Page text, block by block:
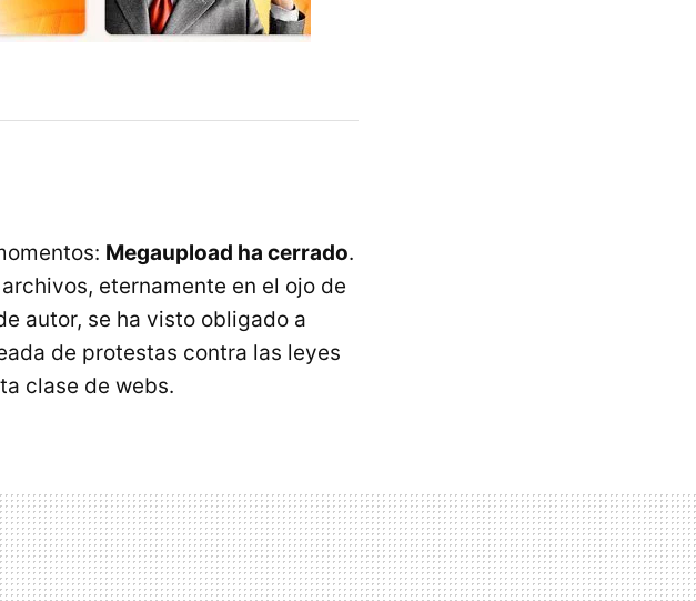
Megaupload ha cerrado.
eternamente en el ojo de
autor, se ha visto obligado a
de protestas contra las leyes
clase de webs.